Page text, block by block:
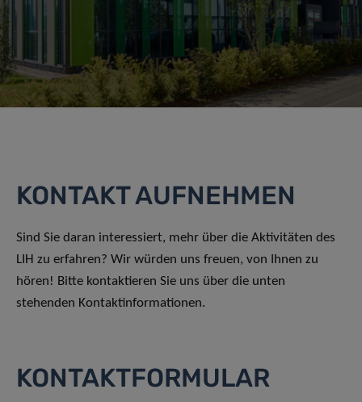
KONTAKT AUFNEHMEN
Sind Sie daran interessiert, mehr über die Aktivitäten des
LIH zu erfahren? Wir würden uns freuen, von Ihnen zu
hören! Bitte kontaktieren Sie uns über die unten
stehenden Kontaktinformationen.
KONTAKTFORMULAR